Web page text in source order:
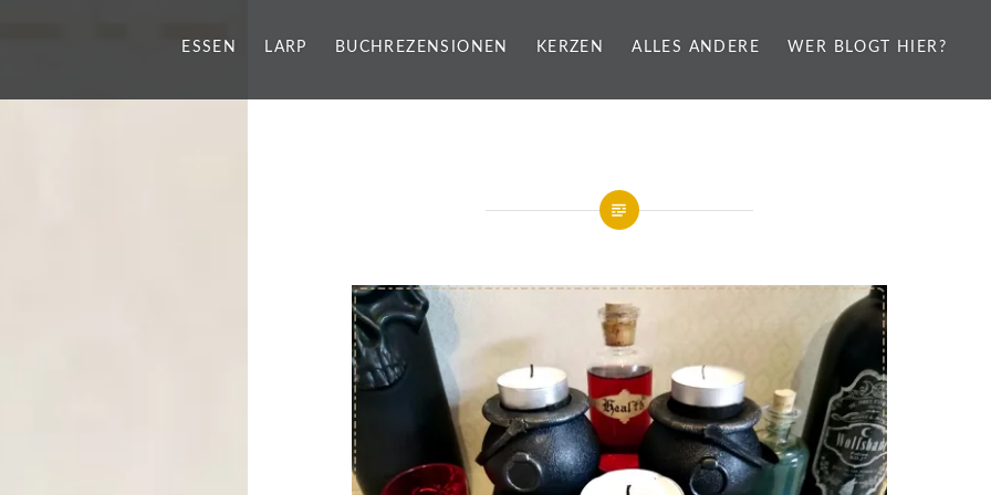
ESSEN LARP BUCHREZENSIONEN KERZEN ALLES ANDERE WER BLOGT HIER?